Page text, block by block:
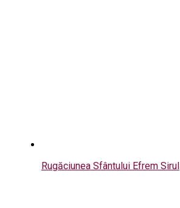
Rugăciunea Sfântului Efrem Sirul